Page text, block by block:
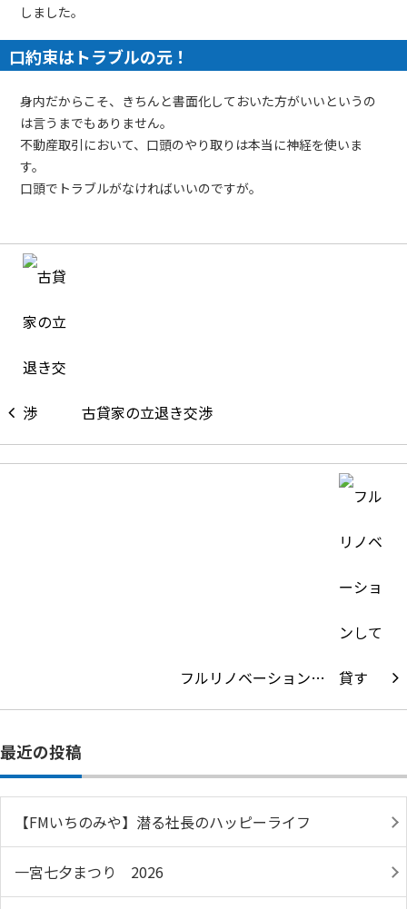
しました。
口約束はトラブルの元！
身内だからこそ、きちんと書面化しておいた方がいいというの
は言うまでもありません。
不動産取引において、口頭のやり取りは本当に神経を使いま
す。
口頭でトラブルがなければいいのですが。
古貸家の立退き交渉
フルリノベーション…
最近の投稿
【FMいちのみや】潜る社長のハッピーライフ
一宮七夕まつり 2026